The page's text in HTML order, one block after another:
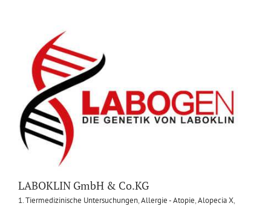
LABOKLIN GmbH & Co.KG
1. Tiermedizinische Untersuchungen,Allergie - Atopie,Alopecia X,